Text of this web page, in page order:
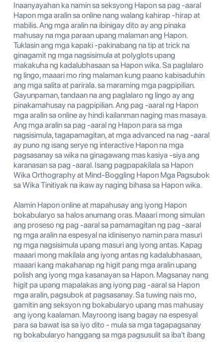
Inaanyayahan ka namin sa seksyong Hapon sa pag -aaral
Hapon mga aralin sa online nang walang kahirap -hirap at
mabilis. Ang mga aralin na ibinigay dito ay ang pinaka
mahusay na mga paraan upang malaman ang Hapon.
Tuklasin ang mga kapaki -pakinabang na tip at trick na
ginagamit ng mga nagsisimula at polyglots upang
makakuha ng kadalubhasaan sa Hapon wika. Sa paglalaro
ng lingo, maaari mo ring malaman kung paano kabisaduhin
ang mga salita at parirala. sa maraming mga pagpipilian.
Gayunpaman, tandaan na ang paglalaro ng lingo ay ang
pinakamahusay na pagpipilian. Ang pag -aaral ng Hapon
mga aralin sa online ay hindi kailanman naging mas masaya.
Ang mga aralin sa pag -aaral ng Hapon para sa mga
nagsisimula, tagapamagitan, at mga advanced na nag -aaral
ay puno ng isang serye ng interactive Hapon na mga
pagsasanay sa wika na ginagawang mas kasiya -siya ang
karanasan sa pag -aaral. Isang pagpapakilala sa Hapon
Wika Orthography at Mind-Boggling Hapon Mga Pagsubok
sa Wika Tinitiyak na ikaw ay naging bihasa sa Hapon wika.
Alamin Hapon online at mapahusay ang iyong Hapon
bokabularyo sa halos anumang oras. Maaari mong simulan
ang proseso ng pag -aaral sa pamamagitan ng pag -aaral
ng mga aralin na espesyal na idinisenyo namin para masuri
ng mga nagsisimula upang masuri ang iyong antas. Kapag
maaari mong makilala ang iyong antas ng kadalubhasaan,
maaari kang makahanap ng higit pang mga aralin upang
polish ang iyong mga kasanayan sa Hapon. Magsanay nang
higit pa upang mapalakas ang iyong pag -aaral sa Hapon
mga aralin, pagsubok at pagsasanay. Sa tuwing nais mo,
gamitin ang seksyon ng bokabularyo upang mas mahusay
ang iyong kaalaman. Mayroong isang bagay na espesyal
para sa bawat isa sa iyo dito - mula sa mga tagapagsanay
ng bokabularyo hanggang sa mga pagsusulit sa iba't ibang